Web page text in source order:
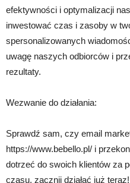
efektywności i optymalizacji
inwestować czas i zasoby w
spersonalizowanych
uwagę naszych odbiorców i
rezultaty.
Wezwanie do działania:
Sprawdź sam, czy email
https://www.bebello.pl/ i
dotrzeć do swoich klientów za
czasu, zacznij działać już teraz!